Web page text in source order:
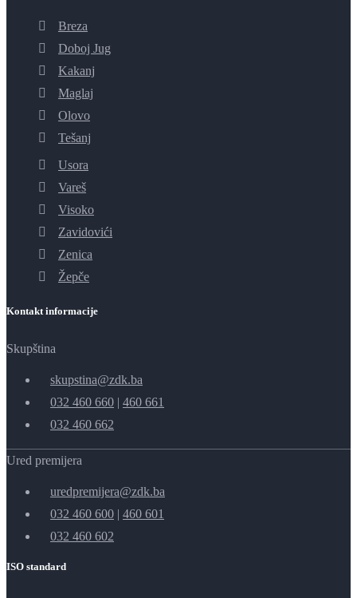
Breza
Doboj Jug
Kakanj
Maglaj
Olovo
Tešanj
Usora
Vareš
Visoko
Zavidovići
Zenica
Žepče
Kontakt informacije
Skupština
skupstina@zdk.ba
032 460 660 | 460 661
032 460 662
Ured premijera
uredpremijera@zdk.ba
032 460 600 | 460 601
032 460 602
ISO standard